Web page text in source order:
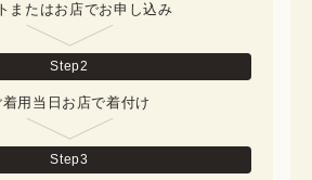
またはお店でお申し込み
Step2
着用当日お店で着付け
Step3